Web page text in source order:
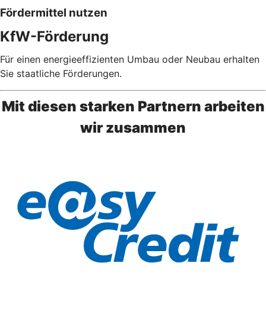
Fördermittel nutzen
KfW-Förderung
Für einen energieeffizienten Umbau oder Neubau erhalten
Sie staatliche Förderungen.
Mit diesen starken Partnern arbeiten
wir zusammen